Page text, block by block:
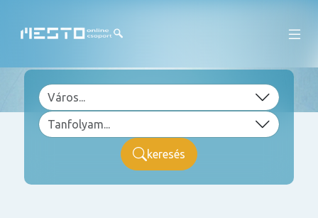
keresés